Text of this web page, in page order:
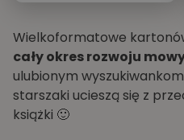
Wielkoformatowe
cały okres rozwoju
ulubionym
starszaki ucieszą się z
książki 🙂